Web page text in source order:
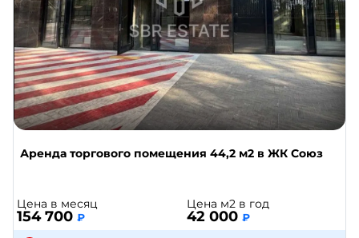
Аренда торгового помещения 44,2 м2 в ЖК Союз
Цена в месяц
154 700 ₽
Цена м2 в год
42 000 ₽